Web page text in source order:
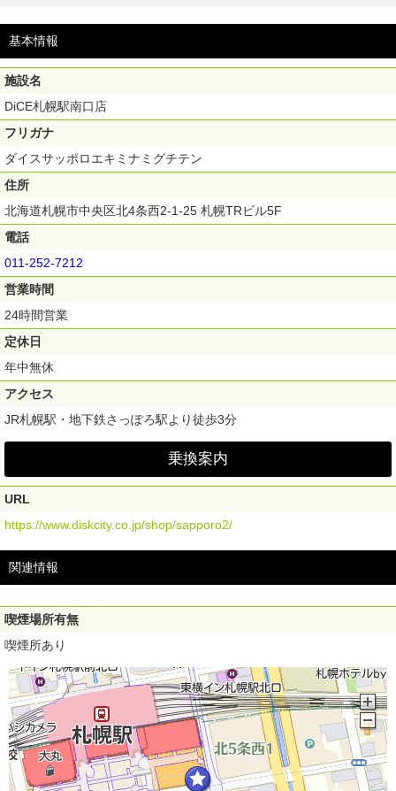
基本情報
施設名
DiCE札幌駅南口店
フリガナ
ダイスサッポロエキミナミグチテン
住所
北海道札幌市中央区北4条西2-1-25 札幌TRビル5F
電話
011-252-7212
営業時間
24時間営業
定休日
年中無休
アクセス
JR札幌駅・地下鉄さっぽろ駅より徒歩3分
乗換案内
URL
https://www.diskcity.co.jp/shop/sapporo2/
関連情報
喫煙場所有無
喫煙所あり